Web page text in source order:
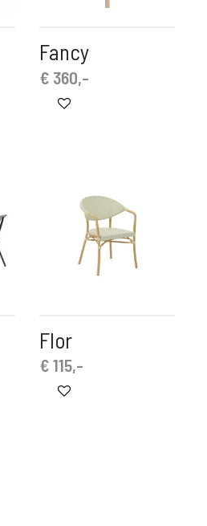
Fancy
€ 360,-
Flor
€115,-